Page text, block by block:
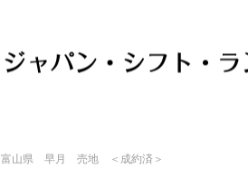
富山県 早月 売地 ＜成約済＞